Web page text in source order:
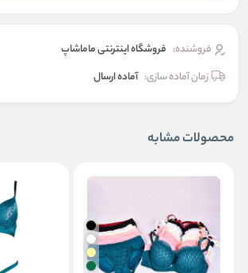
فروشنده: فروشگاه اینترنتی ماماشاپ
زمان آماده سازی: آماده ارسال
محصولات مشابه